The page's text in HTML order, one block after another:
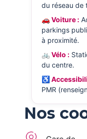
du réseau de
🚗 Voiture :
parkings
à proximité.
🚲 Vélo :
du centre.
♿
PMR
Nos